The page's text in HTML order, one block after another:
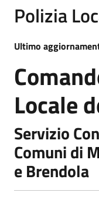
Polizia
Ultimo
Locale
Servizio
Comuni di
e Brendola